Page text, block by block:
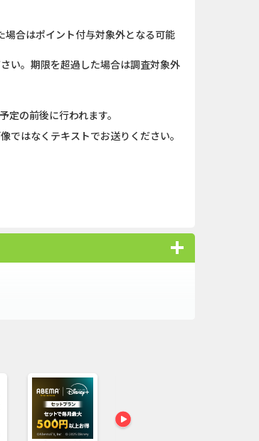
And_タイトーオンライン...
合はポイント付与対象外となる可能
い。期限を超過した場合は調査対象外
の前後に行われます。
はなくテキストでお送りください。
ンジにも対応。
サイズ以上)